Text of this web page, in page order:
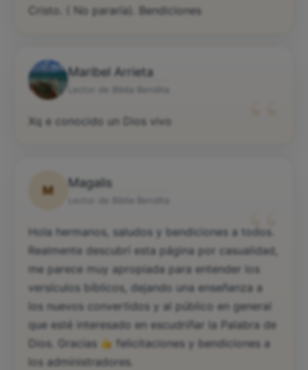
Cristo. ( No pararía). Bendiciones
Maribel Arrieta
Xq e conocido un Dios vivo
M
Magalis
“
Hola hermanos, saludos y bendiciones a todos.
Realmente descubrí esta página por casualidad,
me parece muy apropiada para entender los
versículos bíblicos, dejando una enseñanza a
los nuevos convertidos y al público en general
que esté interesado en escudriñar la Palabra de
Dios. Gracias
felicitaciones y bendiciones a
los administradores.